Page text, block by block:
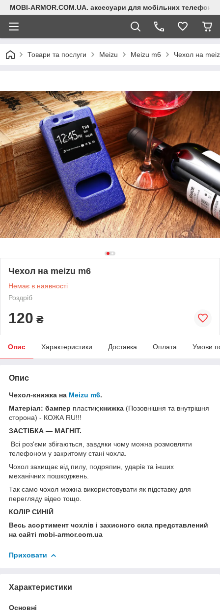
MOBI-ARMOR.COM.UA. аксесуари для мобільних телефонів
Товари та послуги Meizu Meizu m6 Чехол на
Чехол на meizu m6
Немає в наявності
Роздріб
120 ₴
Опис Характеристики Доставка Оплата Умови
Опис
Чехол-книжка на Meizu m6.
Матеріал: бампер пластик;книжка (Позовнішня та внутрішня
сторона) - КОЖА RU!!!
ЗАСТІБКА — МАГНІТ.
Всі роз'єми збігаються, завдяки чому можна розмовляти
телефоном у закритому стані чохла.
Чохол захищає від пилу, подряпин, ударів та інших
механічних пошкоджень.
Так само чохол можна використовувати як підставку для
перегляду відео тощо.
КОЛІР:СИНІЙ
Весь асортимент чохлів і захисного скла представлений
на сайті mobi-armor.com.ua
Приховати
Характеристики
Основні